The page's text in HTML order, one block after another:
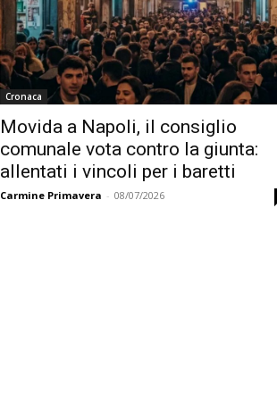
Cronaca
Movida a Napoli, il consiglio
comunale vota contro la giunta:
allentati i vincoli per i baretti
Carmine Primavera - 08/07/2026